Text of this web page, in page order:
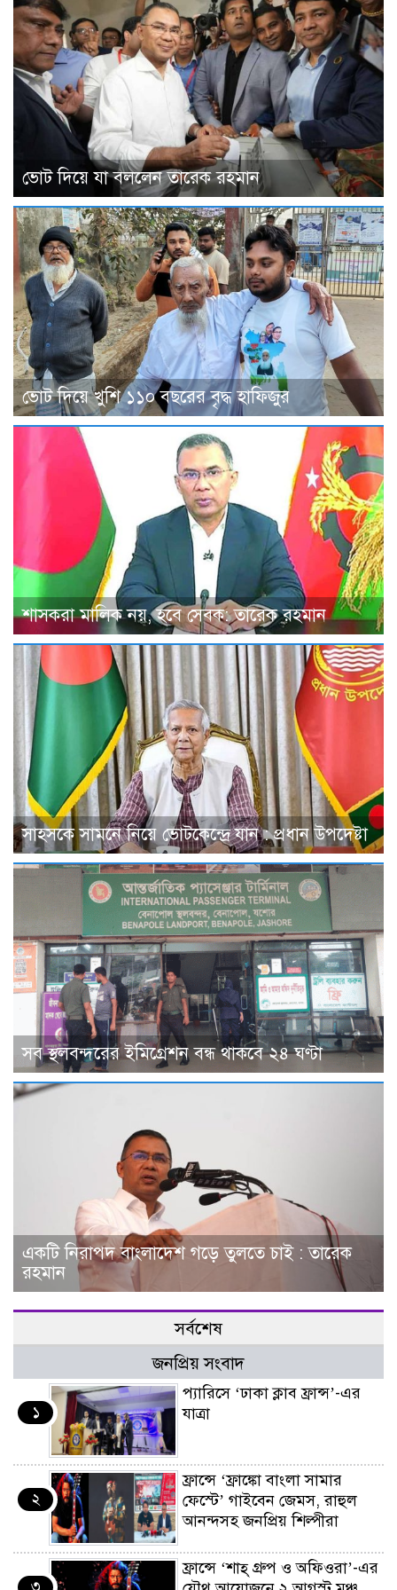
ভােট দিয়ে যা বললেন তারেক রহমান
ভোট দিয়ে খুশি ১১০ বছরের বৃদ্ধ হাফিজুর
শাসকরা মালিক নয়, হবে সেবক: তারেক রহমান
সাহসকে সামনে নিয়ে ভোটকেন্দ্রে যান : প্রধান উপদেষ্টা
সব স্থলবন্দরের ইমিগ্রেশন বন্ধ থাকবে ২৪ ঘণ্টা
একটি নিরাপদ বাংলাদেশ গড়ে তুলতে চাই : তারেক
রহমান
সর্বশেষ
জনপ্রিয় সংবাদ
১
প্যারিসে ‘ঢাকা ক্লাব ফ্রান্স’-এর
যাত্রা
২
ফ্রান্সে ‘ফ্রাঙ্কো বাংলা সামার
ফেস্টে’ গাইবেন জেমস, রাহুল
আনন্দসহ জনপ্রিয় শিল্পীরা
ফ্রান্সে ‘শাহ্ গ্রুপ ও অফিওরা’-এর